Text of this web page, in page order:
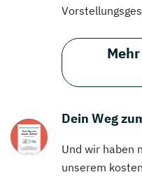
Dein Weg
Und wir haben
unserem